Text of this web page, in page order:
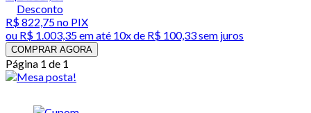
Desconto
R$ 822,75no PIX
ou R$ 1.003,35em até 10x de R$ 100,33 sem juros
COMPRAR AGORA
Página 1 de 1